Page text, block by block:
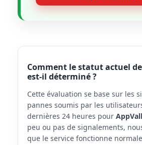
Comment le statut actuel
est-il déterminé ?
Cette évaluation se base sur les
pannes soumis par les
dernières 24 heures pour
peu ou pas de signalements,
que le service fonctionne